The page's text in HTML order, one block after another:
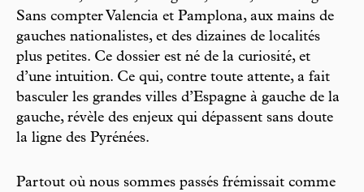
Sans compter Valencia et Pamplona, aux mains de
gauches nationalistes, et des dizaines de localités
plus petites. Ce dossier est né de la curiosité, et
d’une intuition. Ce qui, contre toute attente, a fait
basculer les grandes villes d’Espagne à gauche de la
gauche, révèle des enjeux qui dépassent sans doute
la ligne des Pyrénées.
Partout où nous sommes passés frémissait comme